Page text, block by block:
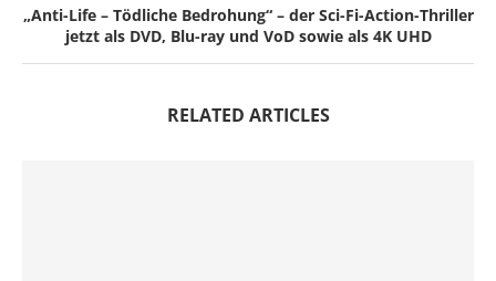
„Anti-Life – Tödliche Bedrohung“ – der Sci-Fi-Action-Thriller
jetzt als DVD, Blu-ray und VoD sowie als 4K UHD
RELATED ARTICLES